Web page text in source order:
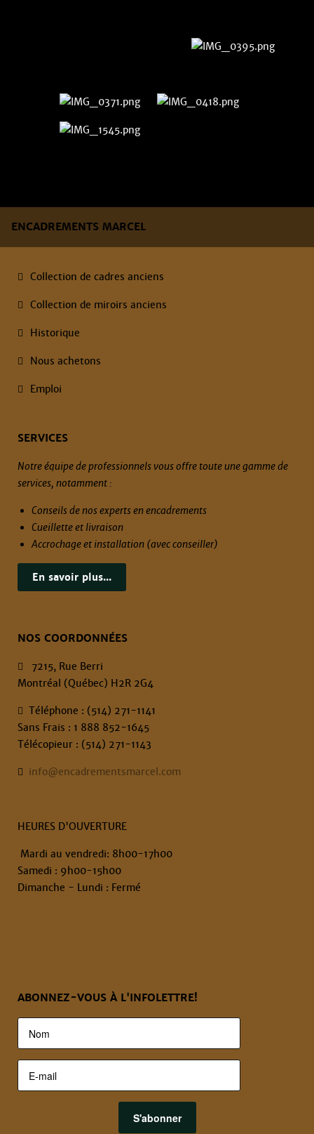
ENCADREMENTS MARCEL
Collection de cadres anciens
Collection de miroirs anciens
Historique
Nous achetons
Emploi
SERVICES
Notre équipe de professionnels vous offre toute une gamme de
services, notamment :
Conseils de nos experts en encadrements
Cueillette et livraison
Accrochage et installation (avec conseiller)
En savoir plus...
NOS COORDONNÉES
7215, Rue Berri
Montréal (Québec) H2R 2G4
Téléphone : (514) 271-1141
Sans Frais : 1 888 852-1645
Télécopieur : (514) 271-1143
info@encadrementsmarcel.com
HEURES D'OUVERTURE
Mardi au vendredi: 8h00-17h00
Samedi : 9h00-15h00
Dimanche - Lundi : Fermé
ABONNEZ-VOUS À L'INFOLETTRE!